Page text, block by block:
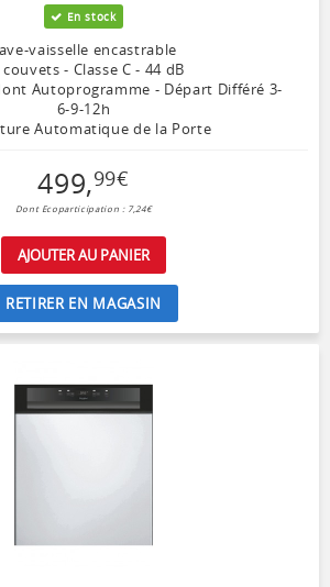
En stock
vaisselle encastrable
couvets - Classe C - 44 dB
Autoprogramme - Départ Différé 3-
6-9-12h
Automatique de la Porte
499,99€
Dont Ecoparticipation : 7,24€
AJOUTER AU PANIER
RETIRER EN MAGASIN